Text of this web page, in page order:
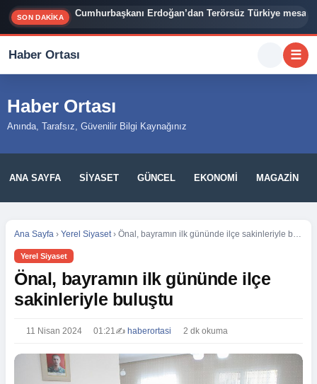
SON DAKİKA Cumhurbaşkanı Erdoğan’dan Terörsüz Türkiye mesajı
Haber Ortası ☰
Haber Ortası
Anında, Tarafsız, Güvenilir Bilgi Kaynağınız
ANA SAYFA SIYASET GÜNCEL EKONOMI MAGAZIN
Ana Sayfa › Yerel Siyaset › Önal, bayramın ilk gününde ilçe sakinleriyle buluştu
Yerel Siyaset
Önal, bayramın ilk gününde ilçe
sakinleriyle buluştu
11 Nisan 2024 01:21✍️ haberortasi 2 dk okuma